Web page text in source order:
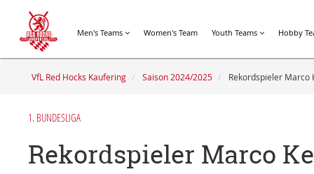
Men's Teams Women's Team Youth Teams Hobby
VfL Red Hocks Kaufering Saison 2024/2025 Rekordspieler Marco
1. BUNDESLIGA
Rekordspieler Marco